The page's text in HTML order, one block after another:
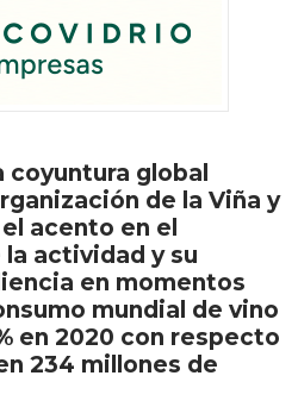
coyuntura global
de la Viña y
acento en el
actividad y su
en momentos
mundial de vino
en 2020 con respecto
234 millones de